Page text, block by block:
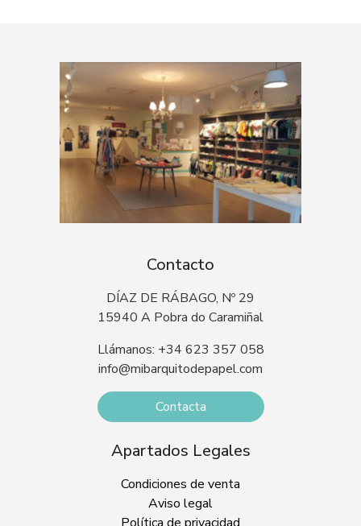
Contacto
DÍAZ DE RÁBAGO, Nº 29
15940 A Pobra do Caramiñal
Llámanos: +34 623 357 058
info@mibarquitodepapel.com
Contacta
Apartados Legales
Condiciones de venta
Aviso legal